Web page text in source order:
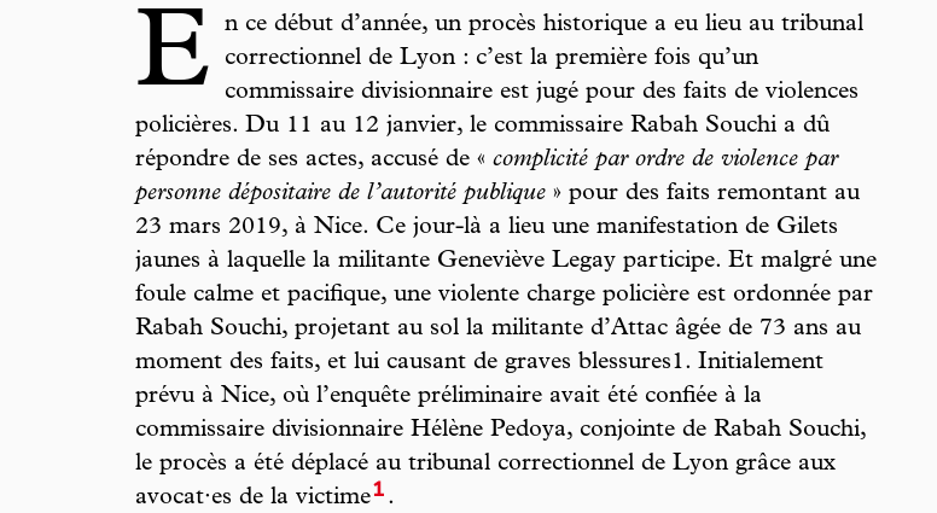
E
n ce début d’année, un procès historique a eu lieu au tribunal
correctionnel de Lyon : c’est la première fois qu’un
commissaire divisionnaire est jugé pour des faits de violences
policières. Du 11 au 12 janvier, le commissaire Rabah Souchi a dû
répondre de ses actes, accusé de « complicité par ordre de violence par
personne dépositaire de l’autorité publique » pour des faits remontant au
23 mars 2019, à Nice. Ce jour-là a lieu une manifestation de Gilets
jaunes à laquelle la militante Geneviève Legay participe. Et malgré une
foule calme et pacifique, une violente charge policière est ordonnée par
Rabah Souchi, projetant au sol la militante d’Attac âgée de 73 ans au
moment des faits, et lui causant de graves blessures1. Initialement
prévu à Nice, où l’enquête préliminaire avait été confiée à la
commissaire divisionnaire Hélène Pedoya, conjointe de Rabah Souchi,
le procès a été déplacé au tribunal correctionnel de Lyon grâce aux
avocat·es de la victime1 .